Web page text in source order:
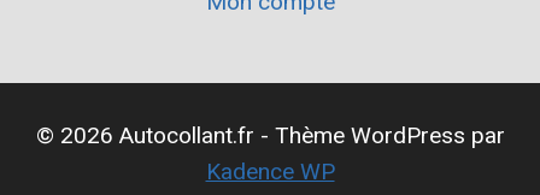
© 2026 Autocollant.fr - Thème WordPress par
Kadence WP